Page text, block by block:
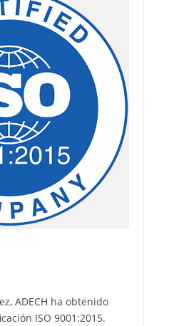
ADECH ha obtenido
ISO 9001:2015.